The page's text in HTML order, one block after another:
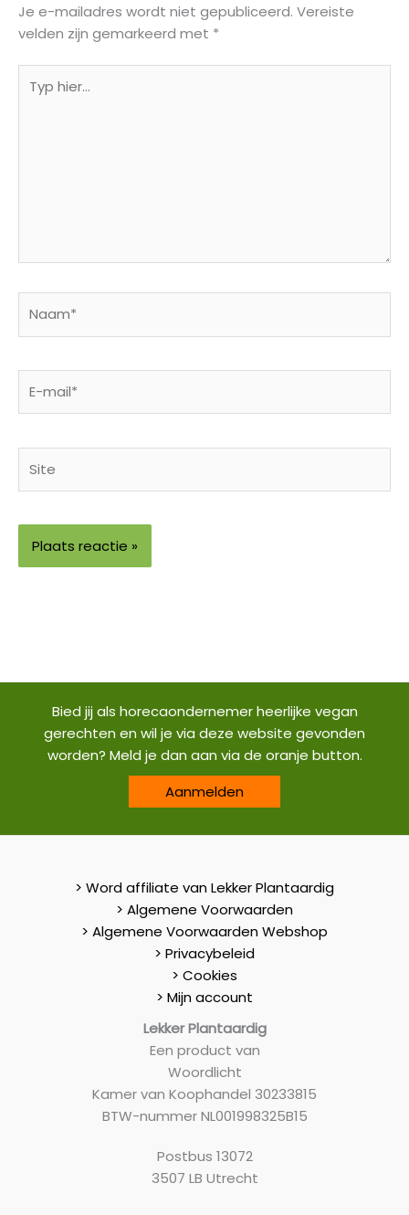
Je e-mailadres wordt niet gepubliceerd. Vereiste
velden zijn gemarkeerd met *
hier...
mail*
Bied jij als horecaondernemer heerlijke vegan
gerechten en wil je via deze website gevonden
worden? Meld je dan aan via de oranje button.
Aanmelden
> Word affiliate van Lekker Plantaardig
> Algemene Voorwaarden
> Algemene Voorwaarden Webshop
> Privacybeleid
> Cookies
> Mijn account
Lekker Plantaardig
Een product van
Woordlicht
Kamer van Koophandel 30233815
BTW-nummer NL001998325B15
Postbus 13072
3507 LB Utrecht